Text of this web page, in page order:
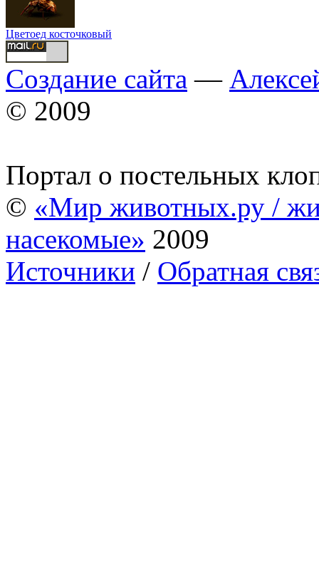
Цветоед косточковый
Создание сайта —
© 2009
Портал о постельных
© «Мир животных.ру /
насекомые» 2009
Источники / Обратная